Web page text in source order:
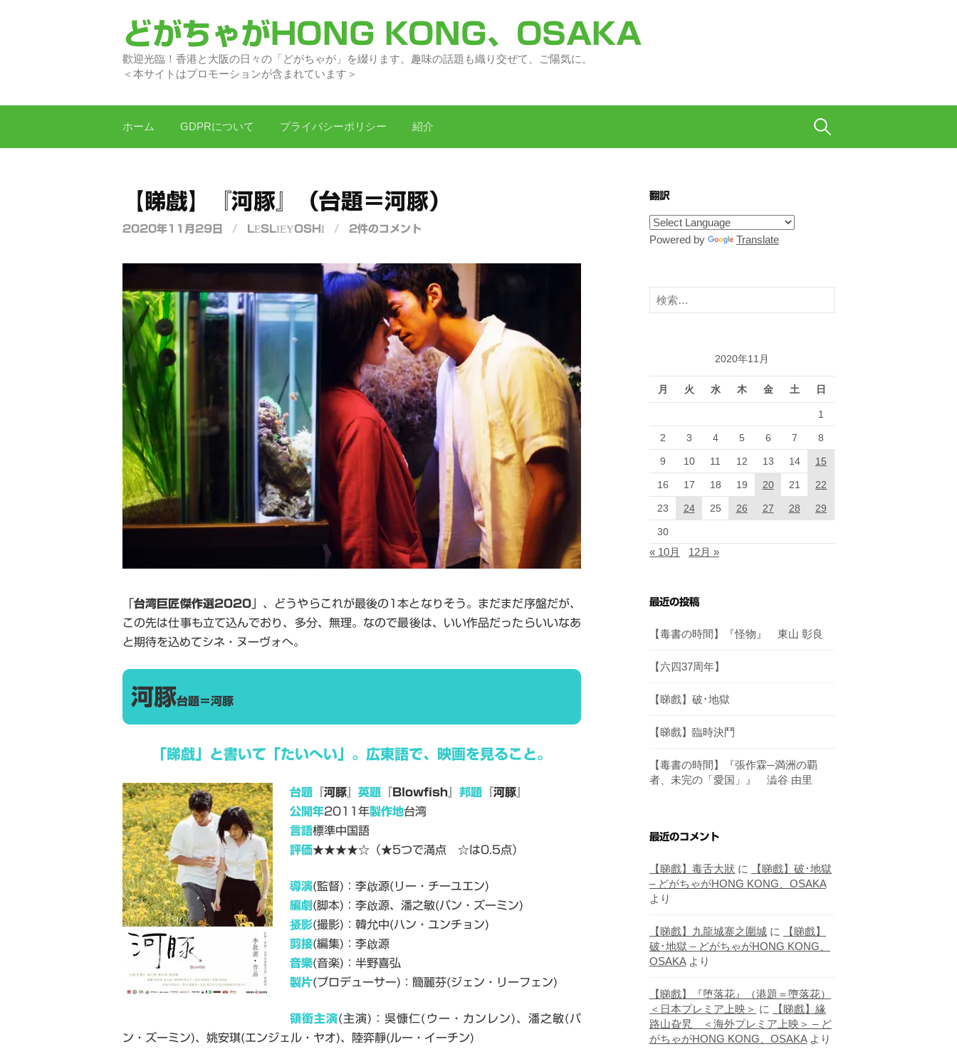
へ
どがちゃがHONG KONG、OSAKA
歡迎光臨！香港と大阪の日々の「どがちゃが」を綴ります。趣味の話題も織り交ぜて、ご陽気に。
＜本サイトはプロモーションが含まれています＞
ホーム GDPRについて プライバシーポリシー 紹介 検
【睇戲】『河豚』（台題＝河豚）
2020年11月29日 / LESLIEYOSHI / 2件のコメント
「台湾巨匠傑作選2020」、どうやらこれが最後の 1本となりそう。まだまだ序盤だが、
この先は仕事も立て込んでおり、多分、無理。なので最後は、いい作品だったらいいなあ
と期待を込めてシネ・ヌーヴォへ。
河豚台題＝河豚
「睇戲」と書いて「たいへい」。広東語で、映画を見ること。
台題 『河豚』 英題 『 Blowfish 邦題 『河豚』
公開年2011 年製作地台湾
言語標準中国語
評価★★★★☆ （★5つで満点 ☆は0.5点）
導演(監督) ：李啟源( リー・チーユエン)
編劇 (脚本) ：李啟源、潘之敏(パン・ズーミン)
摄影(撮影) ：韓允中(ハン・ユンチョン)
剪接(編集) ：李啟源
音樂(音楽) ：半野喜弘
製片(プロデューサー) ：簡麗芬(ジェン・リーフェン)
領銜主演(主演) ：吳慷仁( ウー・カンレン)、潘之敏( パ
ン・ズーミン)、姚安琪(エンジェル・ヤオ)、陸弈靜(ルー・イーチン)
翻訳
Powered by Translate
検
索:
2020年11月
月 火 水 木 金 土 日
1
2 3 4 5 6 7 8
9 10 11 12 13 14 15
16 17 18 19 20 21 22
23 24 25 26 27 28 29
30
« 10月 12月 »
最近の投稿
【毒書の時間】『怪物』 東山 彰良
【六四37周年】
【睇戲】破･地獄
【睇戲】臨時決鬥
【毒書の時間】『張作霖─満洲の覇
者、未完の「愛国」』 澁谷 由里
最近のコメント
【睇戲】毒舌大狀 に
【睇戲】破･地獄
– どがちゃがHONG KONG、OSAKA
より
【睇戲】九龍城寨之圍城 に
【睇戲】
破･地獄 – どがちゃがHONG KONG、
OSAKAより
【睇戲】『堕落花』（港題＝墮落花）
＜日本プレミア上映＞ に
【睇戲】緣
路山旮旯 ＜海外プレミア上映＞ – ど
がちゃがHONG KONG、OSAKAより